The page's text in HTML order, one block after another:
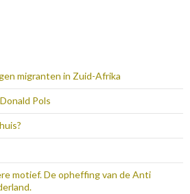
migranten in Zuid-Afrika
Pols
motief. De opheffing van de Anti